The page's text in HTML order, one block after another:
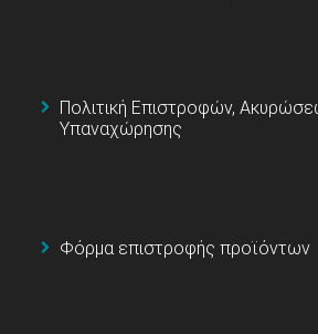
Πολιτική Επιστροφών,
Υπαναχώρησης
Φόρμα επιστροφής προϊόντων